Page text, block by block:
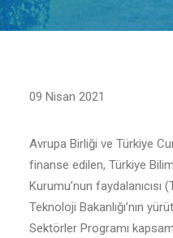
Site
09 Nisan 2021
Avrupa Birliği ve Türkiye
finanse edilen, Türkiye
Kurumu’nun faydalanıcısı
Teknoloji Bakanlığı’nın
Sektörler Programı